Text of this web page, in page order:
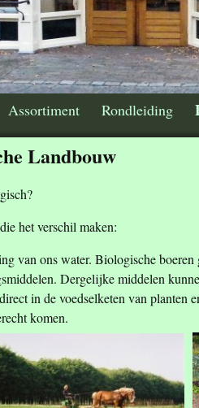
Assortiment Rondleiding
Landbouw
het verschil maken:
van ons water. Biologische
Dergelijke middelen
in de voedselketen van
komen.